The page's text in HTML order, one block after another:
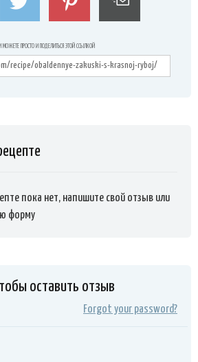
МОЖЕТЕ ПРОСТО И ПОДЕЛИТЬСЯ ЭТОЙ ССЫЛКОЙ
пока нет, напишите свой отзыв или
форму
оставить отзыв
Forgot your password?